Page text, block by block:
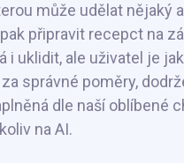
může udělat
připravit recepct na
uklidit, ale uživatel je
správné poměry,
dle naší oblíbené
na AI.